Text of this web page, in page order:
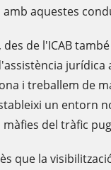
amb aquestes
des de l'ICAB
jurídica
i treballem de
un entorn
màfies del tràfic
que la